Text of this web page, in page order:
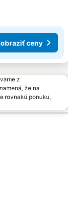
ceny
z
že na
rovnakú ponuku,